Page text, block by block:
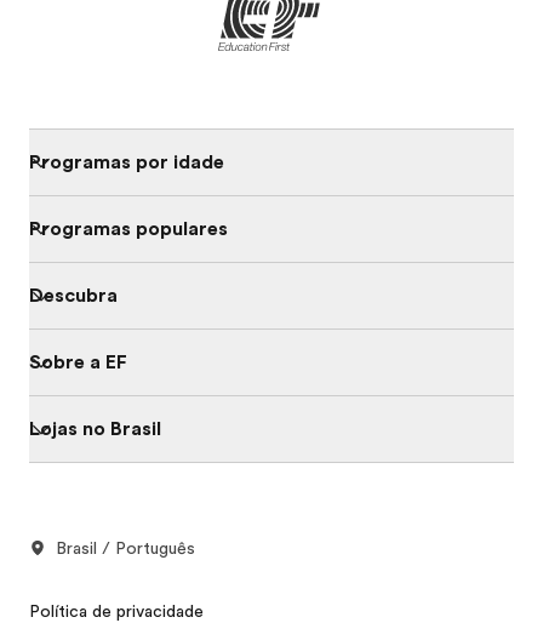
Programas por idade
Programas populares
Descubra
Sobre a EF
Lojas no Brasil
Brasil / Português
Política de privacidade